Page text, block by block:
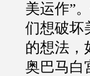
美运作”
们想破坏
的想法，
奥巴马白